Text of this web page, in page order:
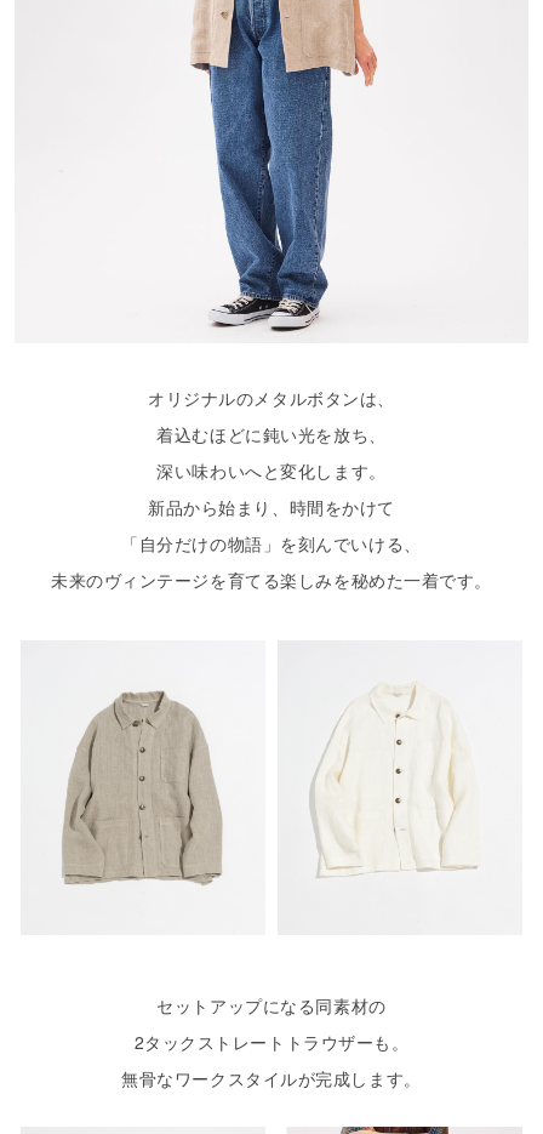
オリジナルのメタルボタンは、
着込むほどに鈍い光を放ち、
深い味わいへと変化します。
新品から始まり、時間をかけて
「自分だけの物語」を刻んでいける、
未来のヴィンテージを育てる楽しみを秘めた一着です。
セットアップになる同素材の
2タックストレートトラウザーも。
無骨なワークスタイルが完成します。